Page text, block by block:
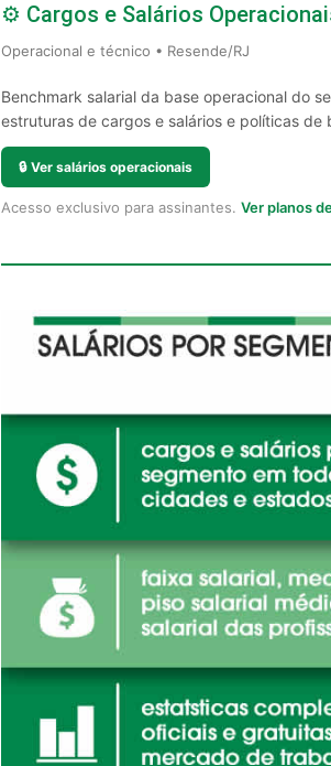
⚙️ Cargos e Salários
Operacional e técnico • Resende/RJ
Benchmark salarial da base operacional do
estruturas de cargos e salários e políticas de
🔒 Ver salários operacionais
Acesso exclusivo para assinantes. Ver planos